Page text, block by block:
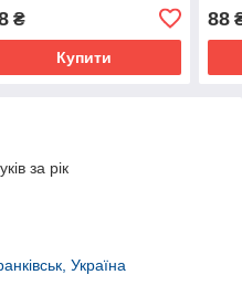
₴
Купити
88
за рік
Україна